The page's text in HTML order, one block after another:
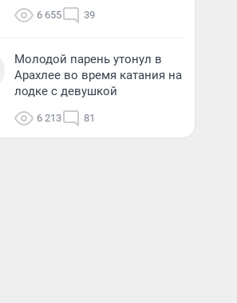
6 655 39
Молодой парень утонул в
Арахлее во время катания на
лодке с девушкой
6 213 81